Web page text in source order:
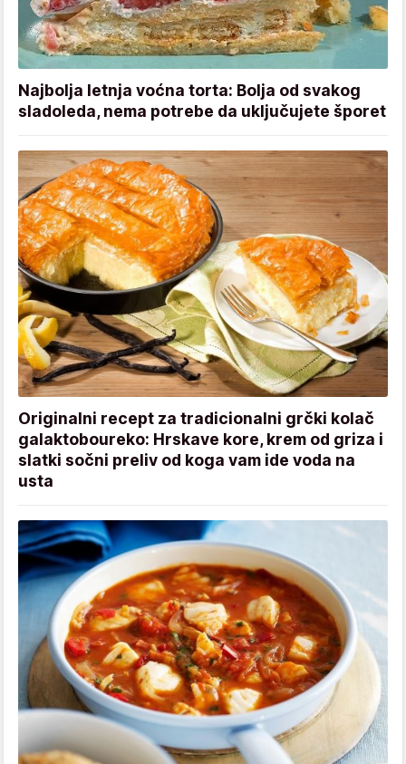
Najbolja letnja voćna torta: Bolja od svakog
sladoleda, nema potrebe da uključujete šporet
Originalni recept za tradicionalni grčki kolač
galaktoboureko: Hrskave kore, krem od griza i
slatki sočni preliv od koga vam ide voda na
usta